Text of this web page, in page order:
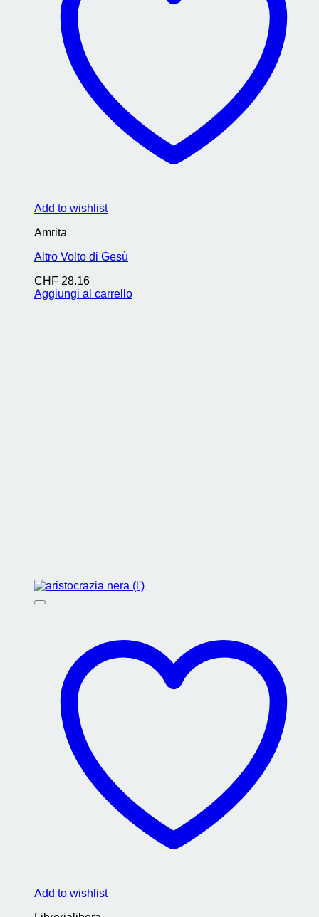
Add to wishlist
Amrita
Altro Volto di Gesù
CHF 28.16
Aggiungi al carrello
Add to wishlist